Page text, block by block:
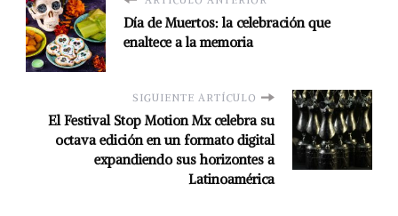
Día de Muertos: la celebración que
enaltece a la memoria
SIGUIENTE ARTÍCULO
El Festival Stop Motion Mx celebra su
octava edición en un formato digital
expandiendo sus horizontes a
Latinoamérica